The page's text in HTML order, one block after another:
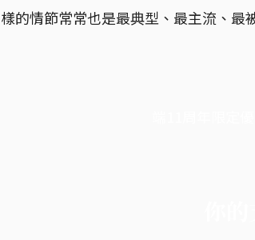
樣的情節常常也是最典型、最主流、最